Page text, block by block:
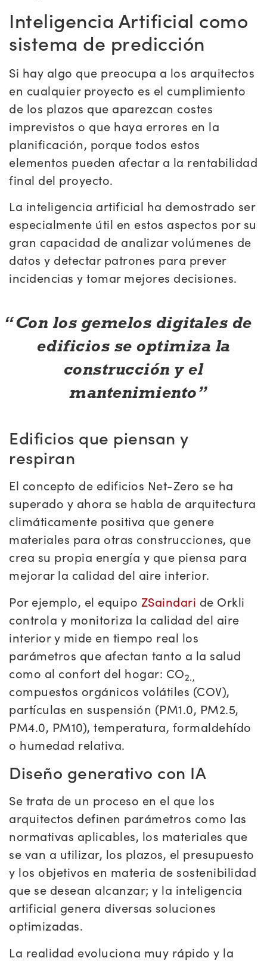
Inteligencia Artificial como
sistema de predicción
Si hay algo que preocupa a los arquitectos
en cualquier proyecto es el cumplimiento
de los plazos que aparezcan costes
imprevistos o que haya errores en la
planificación, porque todos estos
elementos pueden afectar a la rentabilidad
final del proyecto.
La inteligencia artificial ha demostrado ser
especialmente útil en estos aspectos por su
gran capacidad de analizar volúmenes de
datos y detectar patrones para prever
incidencias y tomar mejores decisiones.
Con los gemelos digitales de
edificios se optimiza la
construcción y el
mantenimiento
Edificios que piensan y
respiran
El concepto de edificios Net-Zero se ha
superado y ahora se habla de arquitectura
climáticamente positiva que genere
materiales para otras construcciones, que
crea su propia energía y que piensa para
mejorar la calidad del aire interior.
Por ejemplo, el equipo ZSaindari de Orkli
controla y monitoriza la calidad del aire
interior y mide en tiempo real los
parámetros que afectan tanto a la salud
como al confort del hogar: CO2.,
compuestos orgánicos volátiles (COV),
partículas en suspensión (PM1.0, PM2.5,
PM4.0, PM10), temperatura, formaldehído
o humedad relativa.
Diseño generativo con IA
Se trata de un proceso en el que los
arquitectos definen parámetros como las
normativas aplicables, los materiales que
se van a utilizar, los plazos, el presupuesto
y los objetivos en materia de sostenibilidad
que se desean alcanzar; y la inteligencia
artificial genera diversas soluciones
optimizadas.
La realidad evoluciona muy rápido y la